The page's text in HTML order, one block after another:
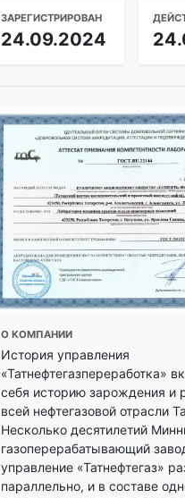
ЗАРЕГИСТРИРОВАН
24.09.2024
О КОМПАНИИ
История управления
«Татнефтегазпереработка»
себя историю зарождения и
всей нефтегазовой отрасли
Несколько десятилетий
газоперерабатывающий
управление «Татнефтегаз»
параллельно, и в составе